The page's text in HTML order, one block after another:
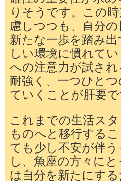
りそうです。この
慮しつつも、自分
新たな一歩を踏み
しい環境に慣れて
への注意力が試さ
耐強く、一つひとつ
ていくことが肝要で
これまでの生活ス
ものへと移行する
ても少し不安が伴
し、魚座の方々に
は自分を新たにす